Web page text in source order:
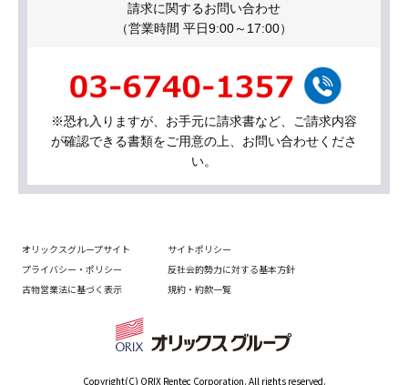
請求に関するお問い合わせ
（営業時間 平日9:00～17:00）
※恐れ入りますが、お手元に請求書など、ご請求内容
が確認できる書類をご用意の上、お問い合わせくださ
い。
オリックスグループサイト
サイトポリシー
プライバシー・ポリシー
反社会的勢力に対する基本方針
古物営業法に基づく表示
規約・約款一覧
Copyright(C) ORIX Rentec Corporation. All rights reserved.